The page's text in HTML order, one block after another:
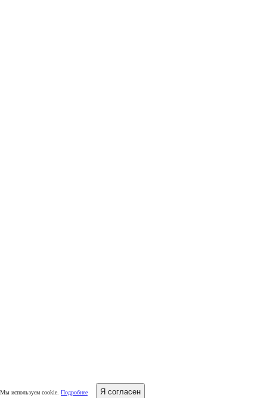
Мы используем cookie. Подробнее Я согласен